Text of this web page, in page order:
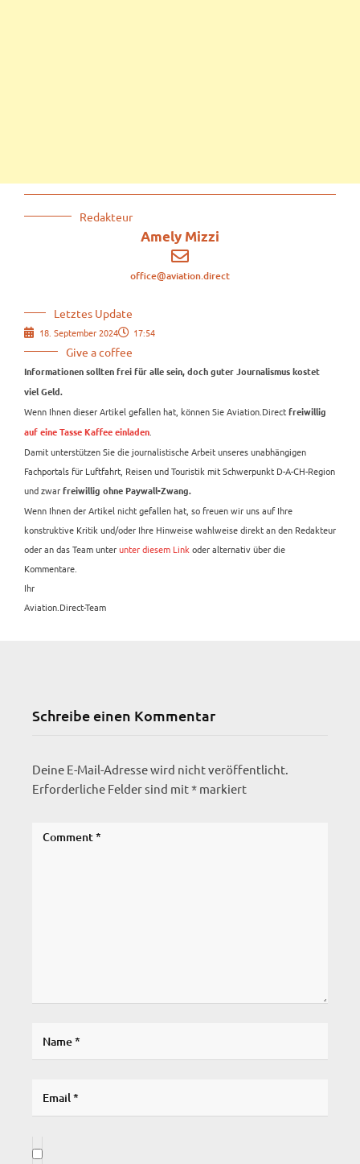
Redakteur
Amely Mizzi
office@aviation.direct
Letztes Update
18. September 2024 17:54
Give a coffee
Informationen sollten frei für alle sein, doch guter Journalismus kostet
viel Geld.
Wenn Ihnen dieser Artikel gefallen hat, können Sie Aviation.Direct freiwillig
auf eine Tasse Kaffee einladen
Damit unterstützen Sie die journalistische Arbeit unseres unabhängigen
Fachportals für Luftfahrt, Reisen und Touristik mit Schwerpunkt D-A-CH-Region
und zwar freiwillig ohne Paywall-Zwang.
Wenn Ihnen der Artikel nicht gefallen hat, so freuen wir uns auf Ihre
konstruktive Kritik und/oder Ihre Hinweise wahlweise direkt an den Redakteur
oder an das Team unterunter diesem Link oder alternativ über die
Kommentare.
Ihr
Aviation.Direct-Team
Schreibe einen Kommentar
Deine E-Mail-Adresse wird nicht veröffentlicht.
Erforderliche Felder sind mit* markiert